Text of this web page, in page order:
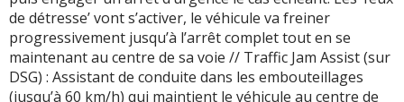
de détresse’ vont s’activer, le véhicule va freiner
progressivement jusqu’à l’arrêt complet tout en se
maintenant au centre de sa voie // Traffic Jam Assist (sur
DSG) : Assistant de conduite dans les embouteillages
(jusqu’à 60 km/h) qui maintient le véhicule au centre de